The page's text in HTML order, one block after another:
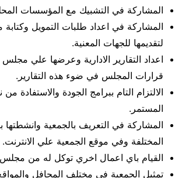
المشاركة في التشبيك مع المؤسسات
المشاركة في اعداد طلبات التمويل
لتقديمها للجهات المعنية.
اعداد التقارير الادارية وعرضها علي مجلس
قرارات المجلس في ضوء هذه التقارير.
الالتزام التام ببرامج الجودة والاستفادة من
المستمر.
المشاركة في التعريف بالجمعية وانشطتها
المختلفة وفي موقع الجمعية علي الانترنت.
القيام باي اعمال اخري توكل له من مجلس
تمثيل الجمعية فى مختلف المحافل والمواقع